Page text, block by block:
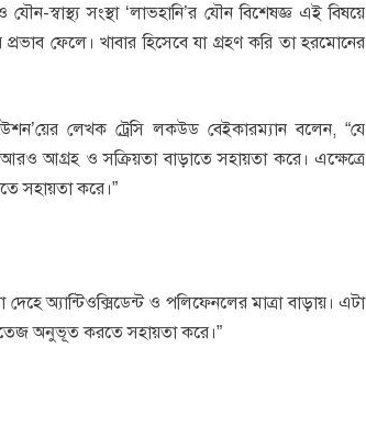
যৌন-স্বাস্থ্য সংস্থা ‘লাভহানি’র যৌন বিশেষজ্ঞ এই বিষয়ে
ফেলে। খাবার হিসেবে যা গ্রহণ করি তা হরমোনের
লেখক ট্রেসি লকউড বেইকারম্যান বলেন, “যে
আগ্রহ ও সক্রিয়তা বাড়াতে সহায়তা করে। এক্ষেত্রে
সহায়তা করে।”
অ্যান্টিওক্সিডেন্ট ও পলিফেনলের মাত্রা বাড়ায়। এটা
অনুভূত করতে সহায়তা করে।”